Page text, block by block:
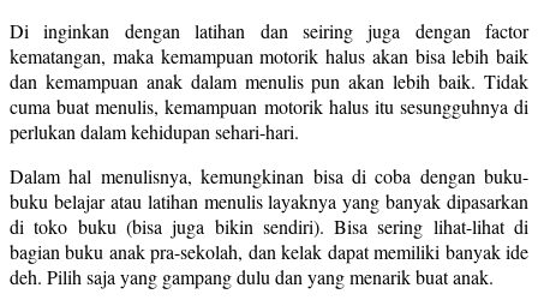
Di inginkan dengan latihan dan seiring juga dengan factor
kematangan, maka kemampuan motorik halus akan bisa lebih baik
dan kemampuan anak dalam menulis pun akan lebih baik. Tidak
cuma buat menulis, kemampuan motorik halus itu sesungguhnya di
perlukan dalam kehidupan sehari-hari.
Dalam hal menulisnya, kemungkinan bisa di coba dengan buku-
buku belajar atau latihan menulis layaknya yang banyak dipasarkan
di toko buku (bisa juga bikin sendiri). Bisa sering lihat-lihat di
bagian buku anak pra-sekolah, dan kelak dapat memiliki banyak ide
deh. Pilih saja yang gampang dulu dan yang menarik buat anak.